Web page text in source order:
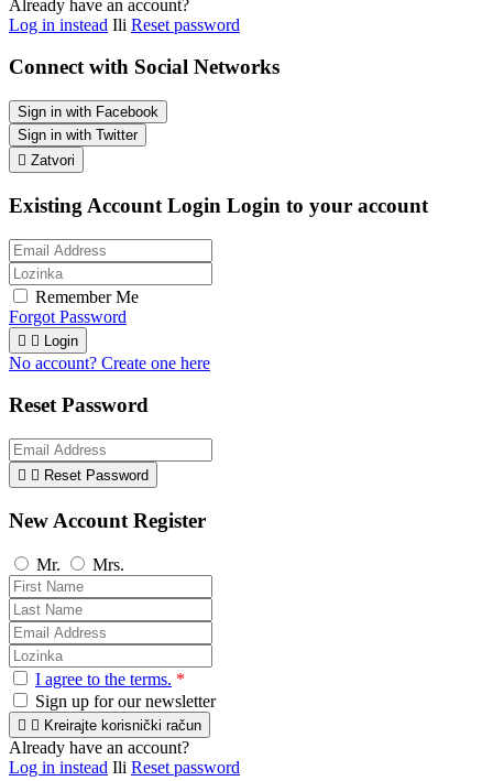
Already have an account?
Log in instead Ili Reset password
Connect with Social Networks
Sign in with Facebook
Sign in with Twitter
 Zatvori
Existing Account Login Login to your account
Remember Me
Forgot Password
  Login
No account? Create one here
Reset Password
  Reset Password
New Account Register
Mr. Mrs.
I agree to the terms. *
Sign up for our newsletter
  Kreirajte korisnički račun
Already have an account?
Log in instead Ili Reset password